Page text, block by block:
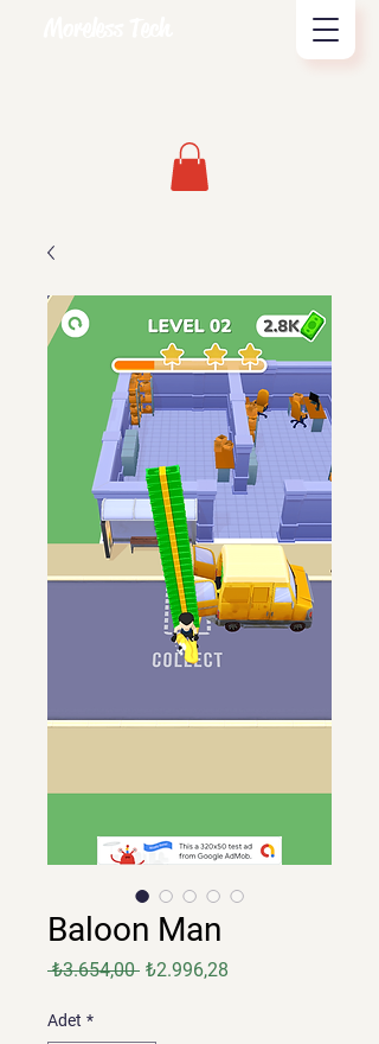
Baloon Man
₺3.654,00 Normal
₺2.996,28
Adet *